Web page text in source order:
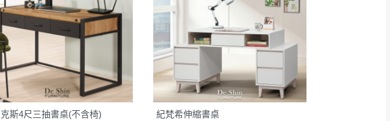
斯4尺三抽書桌(不含椅) 紀梵希伸縮書桌